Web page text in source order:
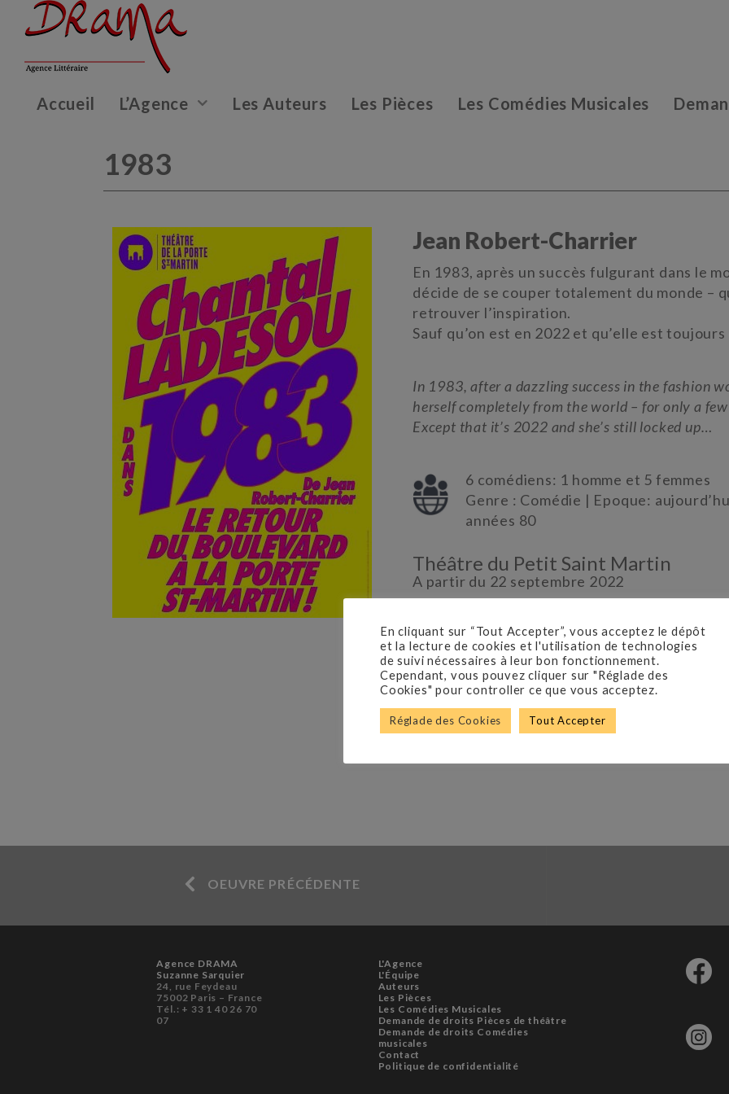
Accueil L’Agence Les Auteurs Les Pièces Les Comédies Musicales
1983
Jean Robert-Charrier
En 1983, après un succès fulgurant dans le
décide de se couper totalement du monde –
retrouver l’inspiration.
Sauf qu’on est en 2022 et qu’elle est
In 1983, after a dazzling success in the fashion
herself completely from the world – for only a
Except that it’s 2022 and she’s still locked up…
6 comédiens: 1 homme et 5 femmes
Genre : Comédie | Epoque:
années 80
Théâtre du Petit Saint Martin
A partir du 22 septembre 2022
Mise en scène par l’auteur
Avec Chantal Ladesou, Dominique Daguier,
Adèle Royné, Michel Ansault, Anaïs Harté,
Sabine Moindrot
OEUVRE PRÉCÉDENTE
Agence DRAMA
Suzanne Sarquier
24, rue Feydeau
75002 Paris – France
Tél.: + 33 1 40 26 70
07
L'Agence
L'Équipe
Auteurs
Les Pièces
Les Comédies Musicales
Demande de droits Pièces de théâtre
Demande de droits Comédies
musicales
Contact
Politique de confidentialité
En cliquant sur “Tout Accepter”, vous acceptez le dépôt
et la lecture de cookies et l'utilisation de technologies
de suivi nécessaires à leur bon fonctionnement.
Cependant, vous pouvez cliquer sur "Réglade des
Cookies" pour controller ce que vous acceptez.
Réglade des Cookies Tout Accepter